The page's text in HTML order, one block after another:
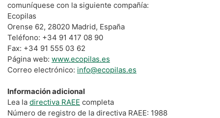
comuníquese con la siguiente compañía:
Ecopilas
Orense 62, 28020 Madrid, España
Teléfono: +34 91 417 08 90
Fax: +34 91 555 03 62
Página web: www.ecopilas.es
Correo electrónico: info@ecopilas.es
Información adicional
Lea la directiva RAEE completa
Número de registro de la directiva RAEE: 1988